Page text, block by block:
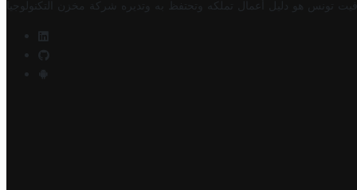
تونس هو دليل أعمال تملكه وتحتفظ به وتديره شركة مخزن التكنولوجيا